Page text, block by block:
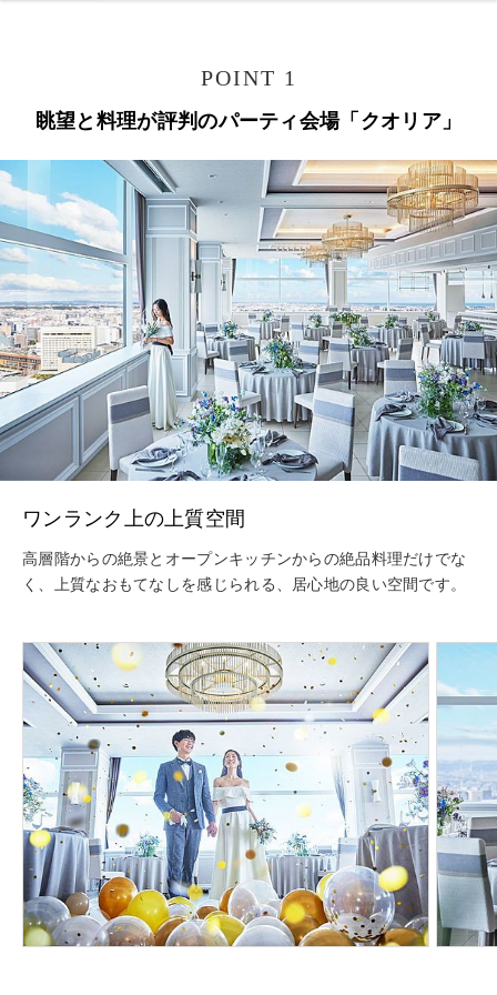
POINT 1
眺望と料理が評判のパーティ会場「クオリア」
ワンランク上の上質空間
高層階からの絶景とオープンキッチンからの絶品料理だけでな
く、上質なおもてなしを感じられる、居心地の良い空間です。